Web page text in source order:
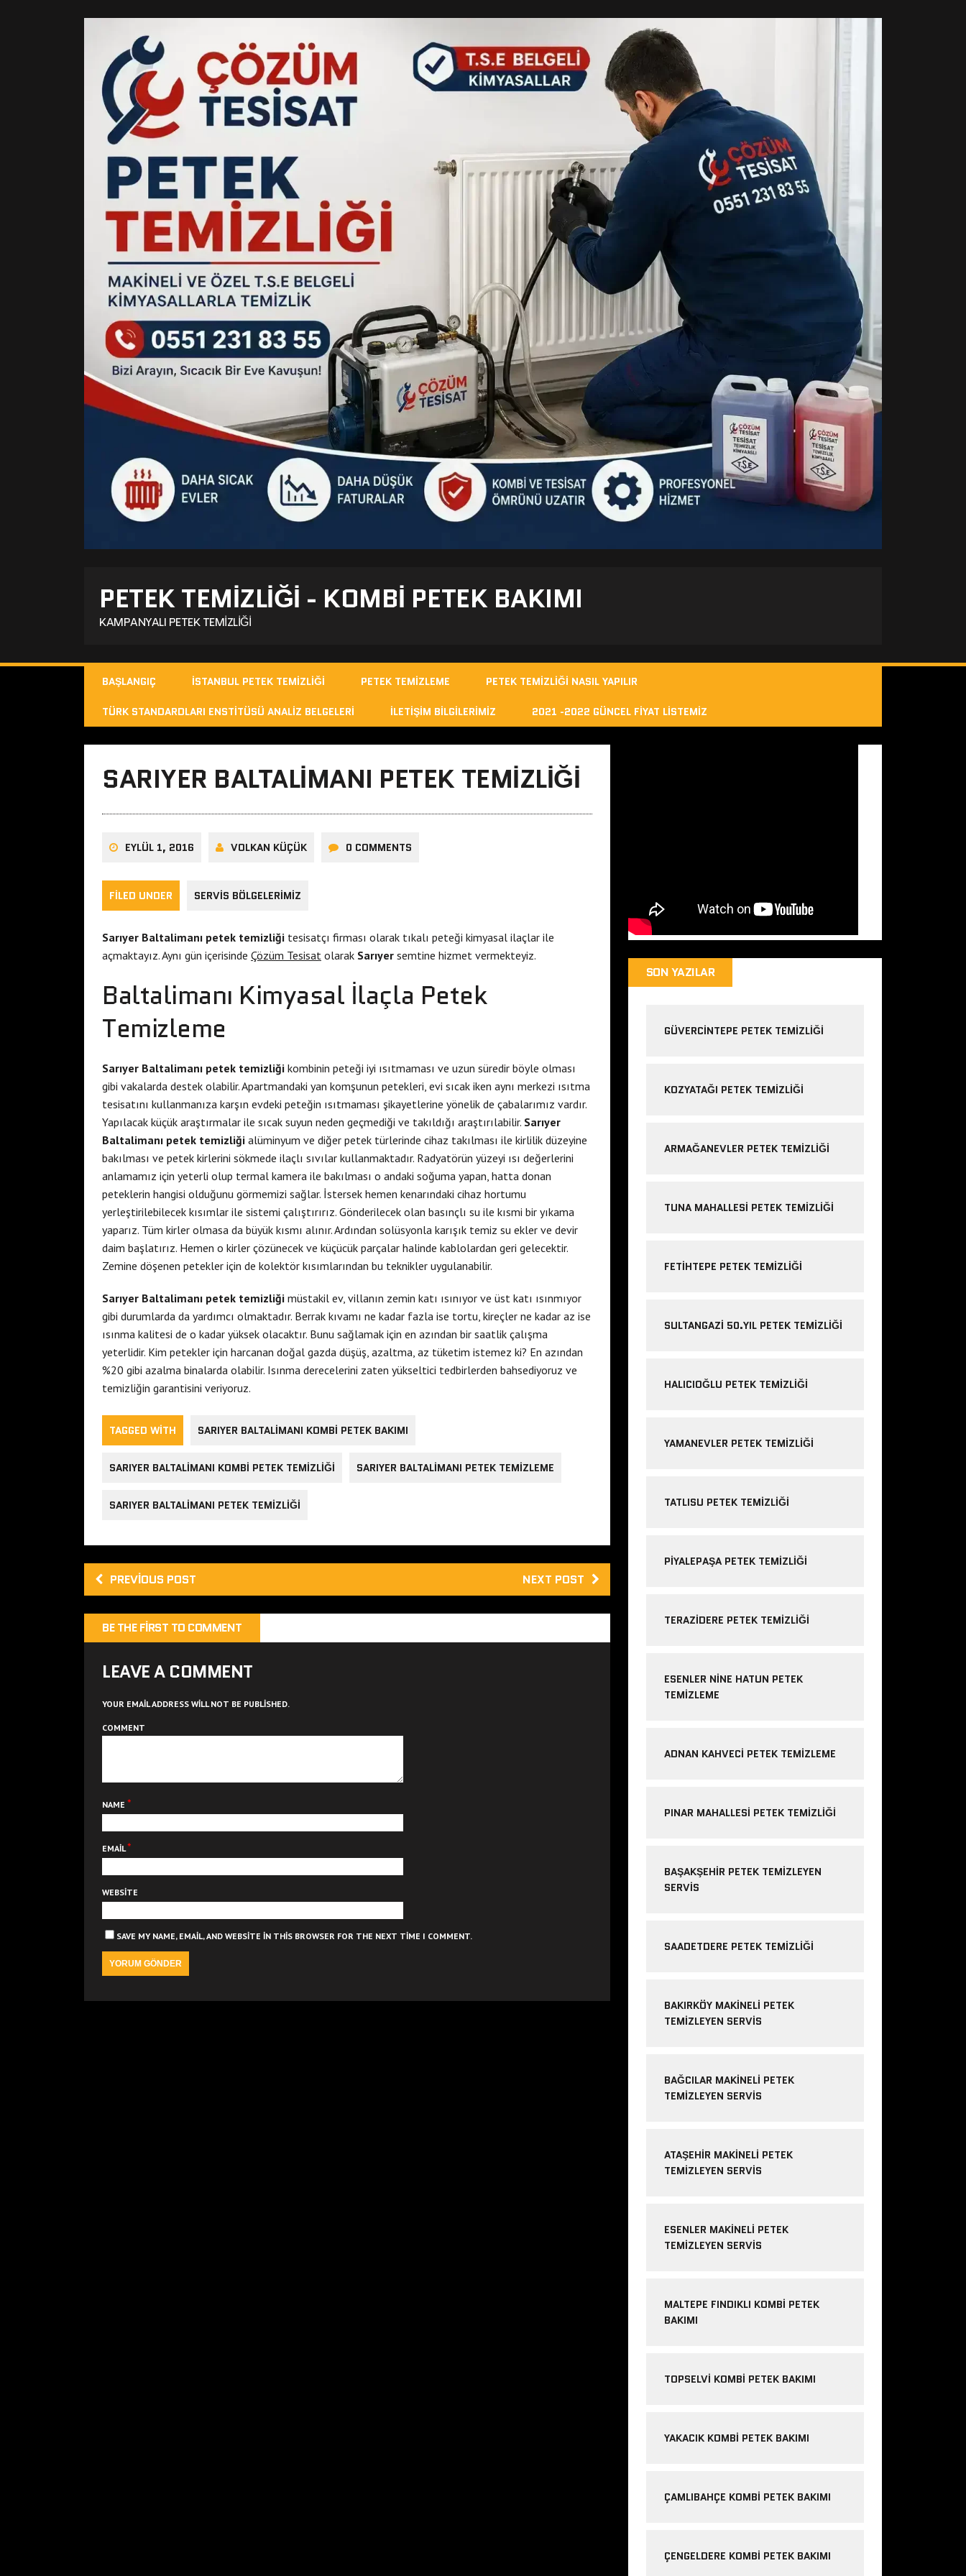
PETEK TEMIZLIĞI - KOMBI PETEK BAKIMI
KAMPANYALI PETEK TEMIZLIĞI
BAŞLANGIÇ İSTANBUL PETEK TEMIZLIĞI PETEK TEMIZLEME PETEK TEMIZLIĞI NASIL YAPILIR
TÜRK STANDARDLARI ENSTITÜSÜ ANALIZ BELGELERI İLETIŞIM BILGILERIMIZ 2021 -2022 GÜNCEL FIYAT LISTEMIZ
SARIYER BALTALIMANI PETEK TEMIZLIĞI
EYLÜL 1, 2016 VOLKAN KÜÇÜK 0 COMMENTS
FILED UNDER SERVIS BÖLGELERIMIZ
Sarıyer Baltalimanı petek temizliği tesisatçı firması olarak tıkalı peteği kimyasal ilaçlar ile
açmaktayız. Aynı gün içerisinde Çözüm Tesisat olarak Sarıyer semtine hizmet vermekteyiz.
Baltalimanı Kimyasal İlaçla Petek
Temizleme
Sarıyer Baltalimanı petek temizliği kombinin peteği iyi ısıtmaması ve uzun süredir böyle olması
gibi vakalarda destek olabilir. Apartmandaki yan komşunun petekleri, evi sıcak iken aynı merkezi ısıtma
tesisatını kullanmanıza karşın evdeki peteğin ısıtmaması şikayetlerine yönelik de çabalarımız vardır.
Yapılacak küçük araştırmalar ile sıcak suyun neden geçmediği ve takıldığı araştırılabilir. Sarıyer
Baltalimanı petek temizliği alüminyum ve diğer petek türlerinde cihaz takılması ile kirlilik düzeyine
bakılması ve petek kirlerini sökmede ilaçlı sıvılar kullanmaktadır. Radyatörün yüzeyi ısı değerlerini
anlamamız için yeterli olup termal kamera ile bakılması o andaki soğuma yapan, hatta donan
peteklerin hangisi olduğunu görmemizi sağlar. İstersek hemen kenarındaki cihaz hortumu
yerleştirilebilecek kısımlar ile sistemi çalıştırırız. Gönderilecek olan basınçlı su ile kısmi bir yıkama
yaparız. Tüm kirler olmasa da büyük kısmı alınır. Ardından solüsyonla karışık temiz su ekler ve devir
daim başlatırız. Hemen o kirler çözünecek ve küçücük parçalar halinde kablolardan geri gelecektir.
Zemine döşenen petekler için de kolektör kısımlarından bu teknikler uygulanabilir.
Sarıyer Baltalimanı petek temizliği müstakil ev, villanın zemin katı ısınıyor ve üst katı ısınmıyor
gibi durumlarda da yardımcı olmaktadır. Berrak kıvamı ne kadar fazla ise tortu, kireçler ne kadar az ise
ısınma kalitesi de o kadar yüksek olacaktır. Bunu sağlamak için en azından bir saatlik çalışma
yeterlidir. Kim petekler için harcanan doğal gazda düşüş, azaltma, az tüketim istemez ki? En azından
%20 gibi azalma binalarda olabilir. Isınma derecelerini zaten yükseltici tedbirlerden bahsediyoruz ve
temizliğin garantisini veriyoruz.
TAGGED WITH SARIYER BALTALIMANI KOMBI PETEK BAKIMI
SARIYER BALTALIMANI KOMBI PETEK TEMIZLIĞI SARIYER BALTALIMANI PETEK TEMIZLEME
SARIYER BALTALIMANI PETEK TEMIZLIĞI
PREVIOUS POST NEXT POST
BE THE FIRST TO COMMENT
LEAVE A COMMENT
YOUR EMAIL ADDRESS WILL NOT BE PUBLISHED.
COMMENT
NAME *
EMAIL*
WEBSITE
SAVE MY NAME, EMAIL, AND WEBSITE IN THIS BROWSER FOR THE NEXT TIME I COMMENT.
SON YAZILAR
GÜVERCINTEPE PETEK TEMIZLIĞI
KOZYATAĞI PETEK TEMIZLIĞI
ARMAĞANEVLER PETEK TEMIZLIĞI
TUNA MAHALLESI PETEK TEMIZLIĞI
FETIHTEPE PETEK TEMIZLIĞI
SULTANGAZI 50.YIL PETEK TEMIZLIĞI
HALICIOĞLU PETEK TEMIZLIĞI
YAMANEVLER PETEK TEMIZLIĞI
TATLISU PETEK TEMIZLIĞI
PIYALEPAŞA PETEK TEMIZLIĞI
TERAZIDERE PETEK TEMIZLIĞI
ESENLER NINE HATUN PETEK
TEMIZLEME
ADNAN KAHVECI PETEK TEMIZLEME
PINAR MAHALLESI PETEK TEMIZLIĞI
BAŞAKŞEHIR PETEK TEMIZLEYEN
SERVIS
SAADETDERE PETEK TEMIZLIĞI
BAKIRKÖY MAKINELI PETEK
TEMIZLEYEN SERVIS
BAĞCILAR MAKINELI PETEK
TEMIZLEYEN SERVIS
ATAŞEHIR MAKINELI PETEK
TEMIZLEYEN SERVIS
ESENLER MAKINELI PETEK
TEMIZLEYEN SERVIS
MALTEPE FINDIKLI KOMBI PETEK
BAKIMI
TOPSELVI KOMBI PETEK BAKIMI
YAKACIK KOMBI PETEK BAKIMI
ÇAMLIBAHÇE KOMBI PETEK BAKIMI
ÇENGELDERE KOMBI PETEK BAKIMI